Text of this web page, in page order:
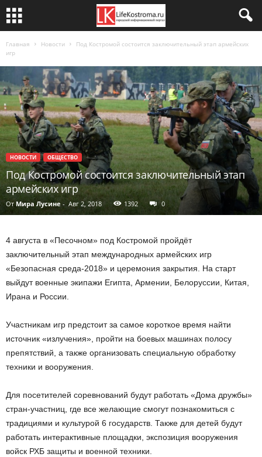
Главная Новости
Под Костромой состоится заключительный этап армейских
игр
НОВОСТИ ОБЩЕСТВО
Под Костромой состоится заключительный этап
армейских игр
От Мира Лусине - Авг 2, 2018 1392 0
4 августа в «Песочном» под Костромой пройдёт
заключительный этап международных армейских игр
«Безопасная среда-2018» и церемония закрытия. На старт
выйдут военные экипажи Египта, Армении, Белоруссии, Китая,
Ирана и России.
Участникам игр предстоит за самое короткое время найти
источник «излучения», пройти на боевых машинах полосу
препятствий, а также организовать специальную обработку
техники и вооружения.
Для посетителей соревнований будут работать «Дома дружбы»
стран-участниц, где все желающие смогут познакомиться с
традициями и культурой 6 государств. Также для детей будут
работать интерактивные площадки, экспозиция вооружения
войск РХБ защиты и военной техники.